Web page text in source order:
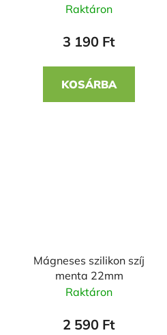
Raktáron
3 190 Ft
KOSÁRBA
Mágneses szilikon szíj
menta 22mm
Raktáron
2 590 Ft